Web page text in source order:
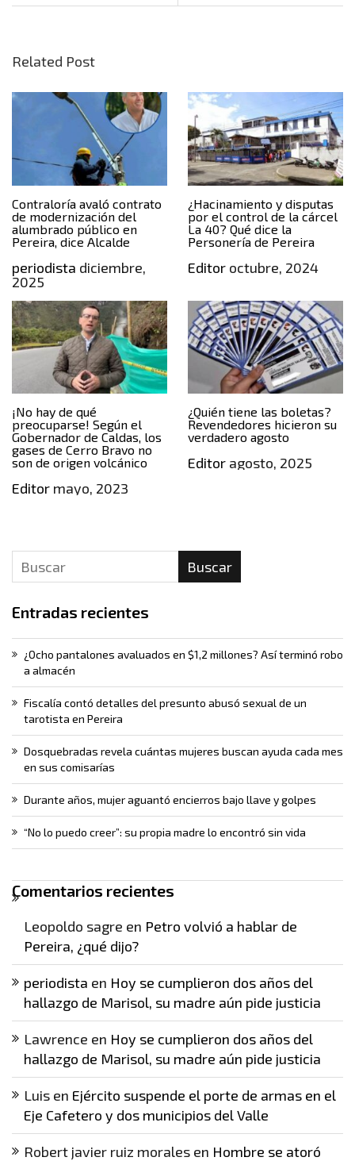
Related Post
Contraloría avaló contrato
de modernización del
alumbrado público en
Pereira, dice Alcalde
periodista diciembre,
2025
¿Hacinamiento y disputas
por el control de la cárcel
La 40? Qué dice la
Personería de Pereira
Editoroctubre, 2024
¡No hay de qué
preocuparse! Según el
Gobernador de Caldas, los
gases de Cerro Bravo no
son de origen volcánico
Editor mayo, 2023
¿Quién tiene las boletas?
Revendedores hicieron su
verdadero agosto
Editoragosto, 2025
Buscar
Entradas recientes
¿Ocho pantalones avaluados en $1,2 millones? Así terminó robo
a almacén
Fiscalía contó detalles del presunto abusó sexual de un
tarotista en Pereira
Dosquebradas revela cuántas mujeres buscan ayuda cada mes
en sus comisarías
Durante años, mujer aguantó encierros bajo llave y golpes
“No lo puedo creer”: su propia madre lo encontró sin vida
Comentarios recientes
Leopoldo sagre en Petro volvió a hablar de
Pereira, ¿qué dijo?
periodista en Hoy se cumplieron dos años del
hallazgo de Marisol, su madre aún pide justicia
Lawrence en Hoy se cumplieron dos años del
hallazgo de Marisol, su madre aún pide justicia
Luis en Ejército suspende el porte de armas en el
Eje Cafetero y dos municipios del Valle
Robert javier ruiz morales en Hombre se atoró